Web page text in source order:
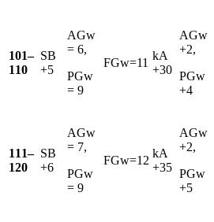
101–
110
SB
+5
AGw
= 6,
PGw
= 9
FGw=11
kA
+30
AGw
+2,
PGw
+4
111–
120
SB
+6
AGw
= 7,
PGw
= 9
FGw=12
kA
+35
AGw
+2,
PGw
+5